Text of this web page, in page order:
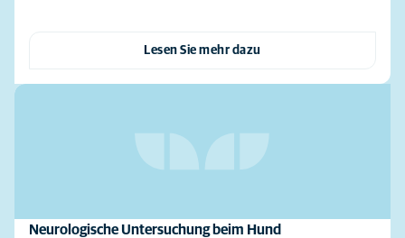
Lesen Sie mehr dazu
Neurologische Untersuchung beim Hund